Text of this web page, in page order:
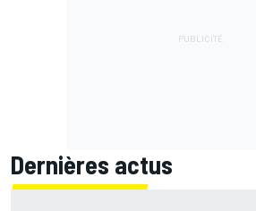
Dernières actus